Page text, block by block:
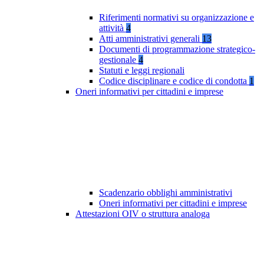
Riferimenti normativi su organizzazione e
attività 4
Atti amministrativi generali 13
Documenti di programmazione strategico-
gestionale 4
Statuti e leggi regionali
Codice disciplinare e codice di condotta 1
Oneri informativi per cittadini e imprese
Scadenzario obblighi amministrativi
Oneri informativi per cittadini e imprese
Attestazioni OIV o struttura analoga